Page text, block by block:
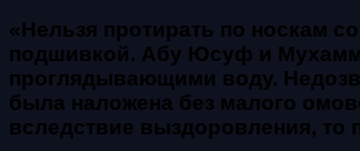
«Нельзя протирать по носкам
подшивкой. Абу Юсуф и
проглядывающими воду.
была наложена без малого
вследствие выздоровления, то